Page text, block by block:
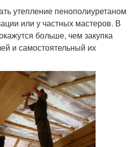
утепление пенополиуретаном
или у частных мастеров. В
больше, чем закупка
и самостоятельный их